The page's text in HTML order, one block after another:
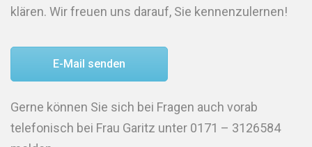
klären. Wir freuen uns darauf, Sie kennenzulernen!
E-Mail senden
Gerne können Sie sich bei Fragen auch vorab
telefonisch bei Frau Garitz unter 0171 – 3126584